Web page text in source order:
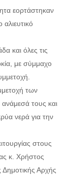
εορτάστηκαν
και όλες τις
με σύμμαχο
των
τους και
νερά για την
στους
κ. Χρήστος
Αρχής